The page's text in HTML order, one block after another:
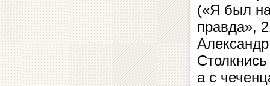
(«Я был
правда»,
а с